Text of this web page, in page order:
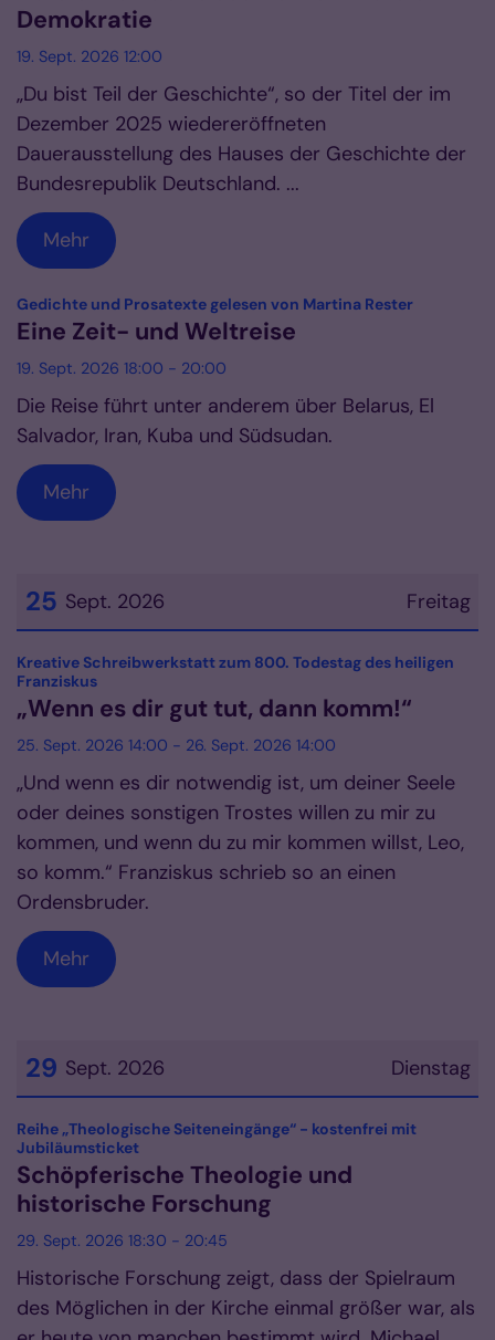
Demokratie
19. Sept. 2026 12:00
„Du bist Teil der Geschichte“, so der Titel der im
Dezember 2025 wiedereröffneten
Dauerausstellung des Hauses der Geschichte der
Bundesrepublik Deutschland. ...
Mehr
Gedichte und Prosatexte gelesen von Martina Rester:
Eine Zeit- und Weltreise
19. Sept. 2026 18:00 - 20:00
Die Reise führt unter anderem über Belarus, El
Salvador, Iran, Kuba und Südsudan.
Mehr
Freitag
25 Sept. 2026
Datum: 25. September 2026
Kreative Schreibwerkstatt zum 800. Todestag des heiligen
Franziskus:
„Wenn es dir gut tut, dann komm!“
25. Sept. 2026 14:00 - 26. Sept. 2026 14:00
„Und wenn es dir notwendig ist, um deiner Seele
oder deines sonstigen Trostes willen zu mir zu
kommen, und wenn du zu mir kommen willst, Leo,
so komm.“ Franziskus schrieb so an einen
Ordensbruder.
Mehr
Dienstag
29 Sept. 2026
Datum: 29. September 2026
Reihe „Theologische Seiteneingänge“ - kostenfrei mit
Jubiläumsticket:
Schöpferische Theologie und
historische Forschung
29. Sept. 2026 18:30 - 20:45
Historische Forschung zeigt, dass der Spielraum
des Möglichen in der Kirche einmal größer war, als